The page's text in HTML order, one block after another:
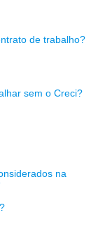
de trabalho?
sem o Creci?
na